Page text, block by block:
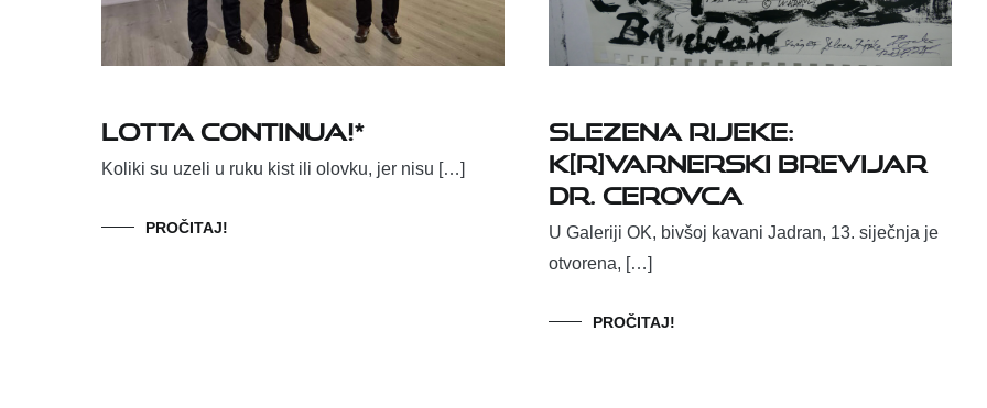
LOTTA CONTINUA!*
Koliki su uzeli u ruku kist ili olovku, jer nisu […]
PROČITAJ!
SLEZENA RIJEKE:
K[R]VARNERSKI BREVIJAR
DR. CEROVCA
U Galeriji OK, bivšoj kavani Jadran, 13. siječnja je
otvorena, […]
PROČITAJ!